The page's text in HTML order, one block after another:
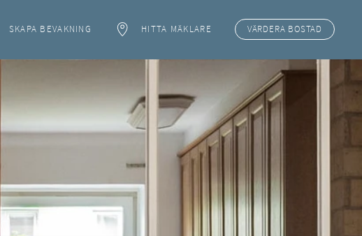
SKAPA BEVAKNING HITTA MÄKLARE VÄRDERA BOSTAD